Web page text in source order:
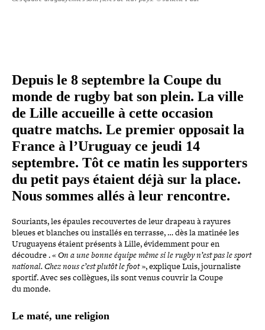
Depuis le 8 septembre la Coupe du
monde de rugby bat son plein. La ville
de Lille accueille à cette occasion
quatre matchs. Le premier opposait la
France à l’Uruguay ce jeudi 14
septembre. Tôt ce matin les sup­por­ters
du petit pays étaient déjà sur la place.
Nous sommes allés à leur rencontre.
Souriants, les épaules recou­vertes de leur drapeau à rayures
bleues et blanches ou installés en terrasse, … dès la matinée les
Uruguayens étaient présents à Lille, évi­dem­ment pour en
découdre . «On a une bonne équipe mêmesi le rugby n’est pas le sport
national. Chez nous c’est plutôt le foot», explique Luis, jour­na­liste
sportif. Avec ses collègues, ils sont venus couvrir la Coupe
du monde.
Le maté, une religion